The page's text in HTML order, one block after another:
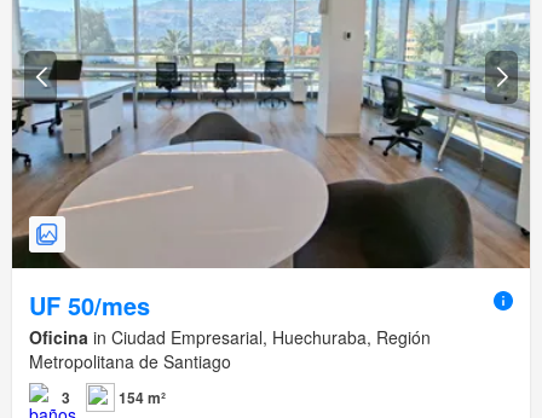
UF 50/mes
Oficina in Ciudad Empresarial, Huechuraba, Región
Metropolitana de Santiago
3 154 m²